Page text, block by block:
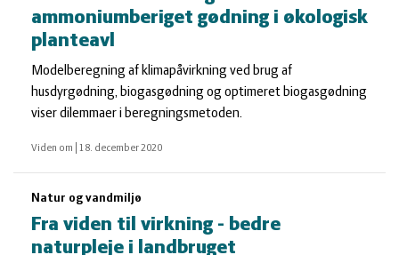
ammoniumberiget gødning i økologisk
planteavl
Modelberegning af klimapåvirkning ved brug af
husdyrgødning, biogasgødning og optimeret biogasgødning
viser dilemmaer i beregningsmetoden.
Viden om 18. december 2020
Natur og vandmiljø
Fra viden til virkning - bedre
naturpleje i landbruget